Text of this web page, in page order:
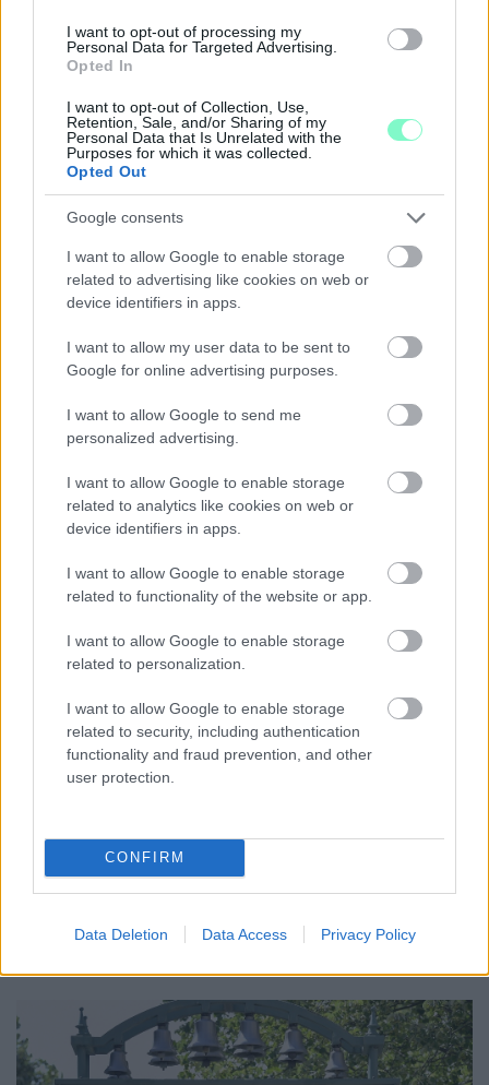
I want to opt-out of processing my
Personal Data for Targeted Advertising.
Opted In
I want to opt-out of Collection, Use,
Retention, Sale, and/or Sharing of my
Personal Data that Is Unrelated with the
Purposes for which it was collected.
Opted Out
Google consents
I want to allow Google to enable storage
related to advertising like cookies on web or
device identifiers in apps.
I want to allow my user data to be sent to
Google for online advertising purposes.
I want to allow Google to send me
personalized advertising.
I want to allow Google to enable storage
related to analytics like cookies on web or
device identifiers in apps.
I want to allow Google to enable storage
related to functionality of the website or app.
I want to allow Google to enable storage
related to personalization.
I want to allow Google to enable storage
related to security, including authentication
functionality and fraud prevention, and other
user protection.
CONFIRM
Data Deletion Data Access Privacy Policy
IGAZI RITKASÁG: KILENC NAPPAL KORÁBBAN
NYITJÁK MEG A FELÚJÍTÁS ALATT ÁLLÓ HECSEI ÚTI
Hétfőn hajnali négy órától ismét minden közlekedő használhatja
KICSERÉLTÉK A GYŐRI KÓRHÁZBAN
MEGHIBÁSODOTT TRANSZFORMÁTORT
Megkezdték az elhalasztott egészségügyi ellátásokat.
Szólj hozzá!